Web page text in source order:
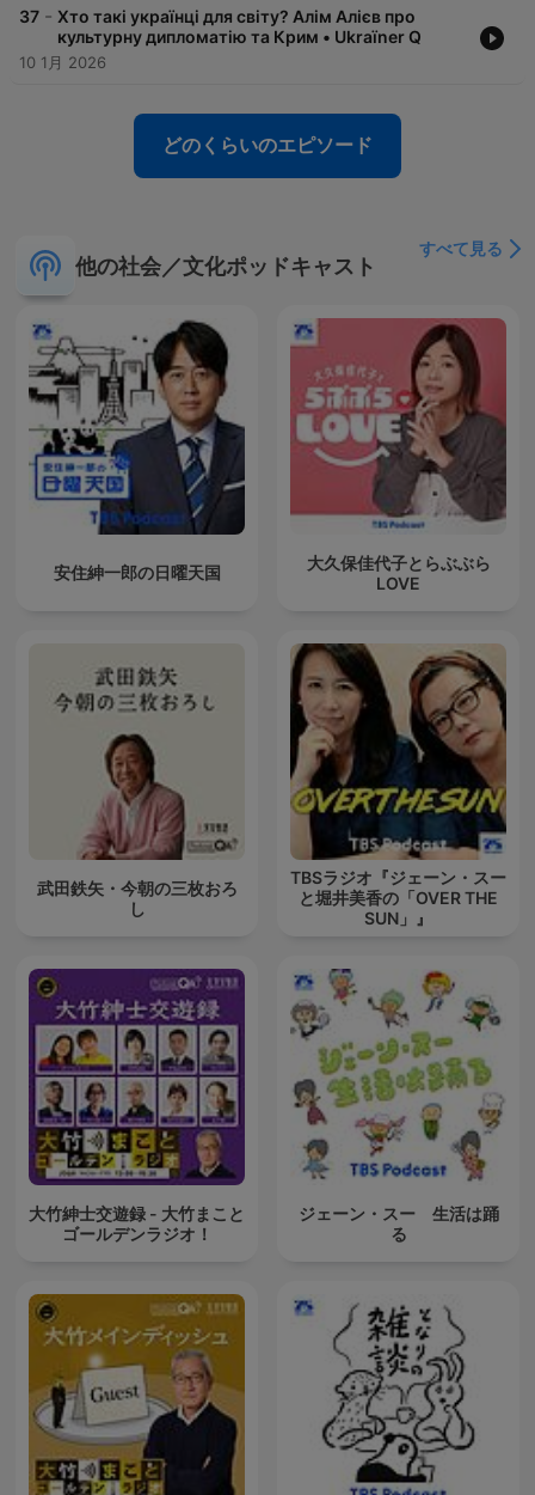
37 - Хто такі українці для світу? Алім Алієв про
культурну дипломатію та Крим • Ukraїner Q
10 1月 2026
どのくらいのエピソード
他の社会／文化ポッドキャスト
すべて見る
安住紳一郎の日曜天国
大久保佳代子とらぶぶら
LOVE
武田鉄矢・今朝の三枚おろ
し
TBSラジオ『ジェーン・スー
と堀井美香の「OVER THE
SUN」』
大竹紳士交遊録 - 大竹まこと
ゴールデンラジオ！
ジェーン・スー 生活は踊
る